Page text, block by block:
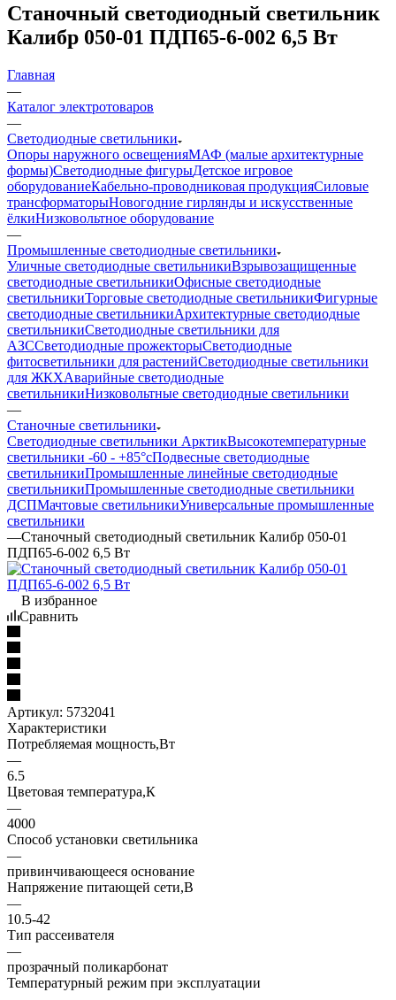
Станочный светодиодный светильник
Калибр 050-01 ПДП65-6-002 6,5 Вт
Главная
—
Каталог электротоваров
—
Светодиодные светильники
Опоры наружного освещенияМАФ (малые архитектурные
формы)Светодиодные фигурыДетское игровое
оборудованиеКабельно-проводниковая продукцияСиловые
трансформаторыНовогодние гирлянды и искусственные
ёлкиНизковольтное оборудование
—
Промышленные светодиодные светильники
Уличные светодиодные светильникиВзрывозащищенные
светодиодные светильникиОфисные светодиодные
светильникиТорговые светодиодные светильникиФигурные
светодиодные светильникиАрхитектурные светодиодные
светильникиСветодиодные светильники для
АЗССветодиодные прожекторыСветодиодные
фитосветильники для растенийСветодиодные светильники
для ЖКХАварийные светодиодные
светильникиНизковольтные светодиодные светильники
—
Станочные светильники
Светодиодные светильники АрктикВысокотемпературные
светильники -60 - +85°сПодвесные светодиодные
светильникиПромышленные линейные светодиодные
светильникиПромышленные светодиодные светильники
ДСПМачтовые светильникиУниверсальные промышленные
светильники
—Станочный светодиодный светильник Калибр 050-01
ПДП65-6-002 6,5 Вт
В избранное
Сравнить
Артикул: 5732041
Характеристики
Потребляемая мощность,Вт
—
6.5
Цветовая температура,К
—
4000
Способ установки светильника
—
привинчивающееся основание
Напряжение питающей сети,В
—
10.5-42
Тип рассеивателя
—
прозрачный поликарбонат
Температурный режим при эксплуатации